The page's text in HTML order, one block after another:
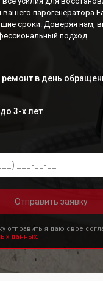
парогенератора
сроки. Доверяя нам,
подход.
ремонт в день
3-х лет
Отправить заявку
отправить я даю свое
данных.